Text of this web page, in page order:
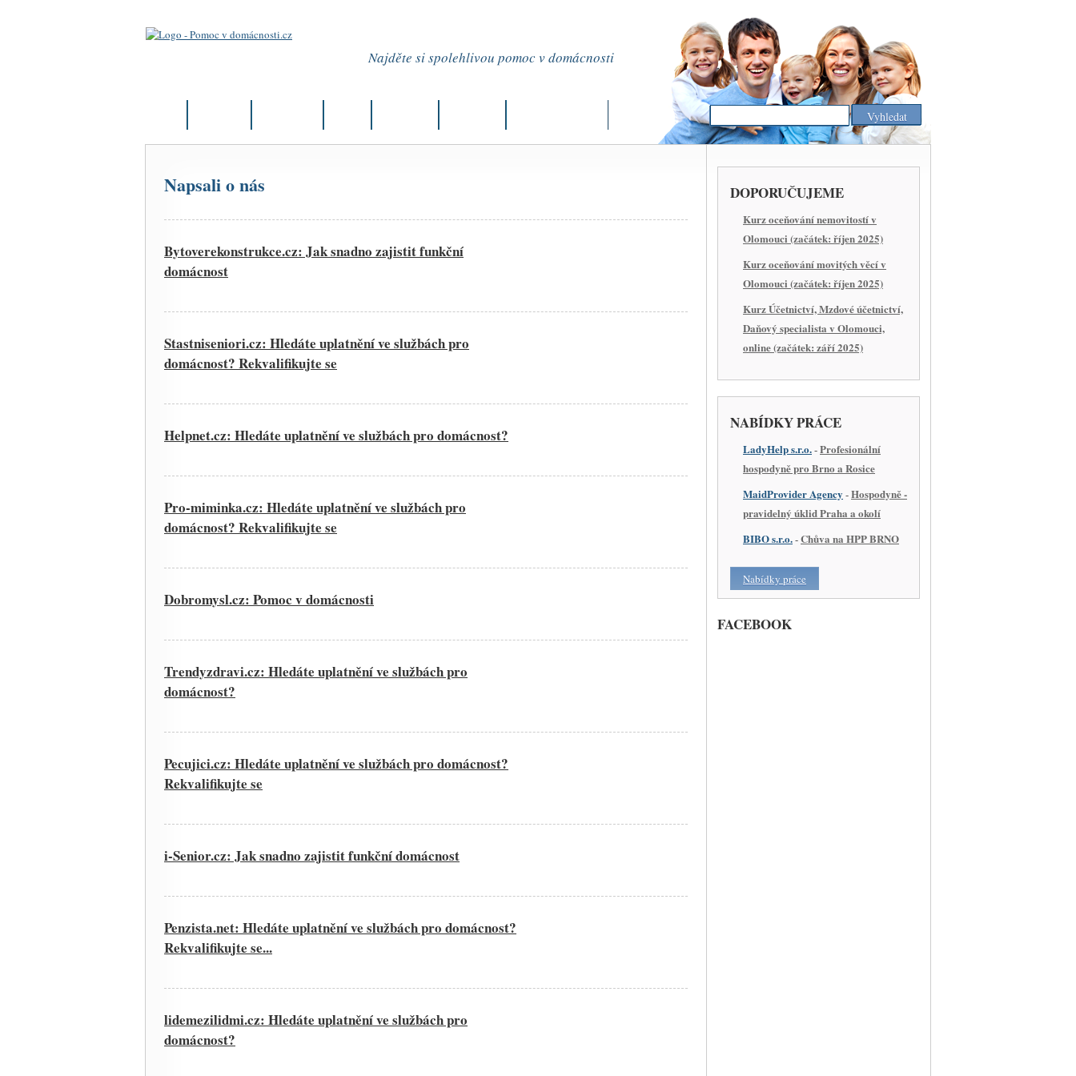
Najděte si spolehlivou pomoc v domácnosti
Napsali o nás
Bytoverekonstrukce.cz: Jak snadno zajistit funkční
domácnost
Stastniseniori.cz: Hledáte uplatnění ve službách pro
domácnost? Rekvalifikujte se
Helpnet.cz: Hledáte uplatnění ve službách pro domácnost?
Pro-miminka.cz: Hledáte uplatnění ve službách pro
domácnost? Rekvalifikujte se
Dobromysl.cz: Pomoc v domácnosti
Trendyzdravi.cz: Hledáte uplatnění ve službách pro
domácnost?
Pecujici.cz: Hledáte uplatnění ve službách pro domácnost?
Rekvalifikujte se
i-Senior.cz: Jak snadno zajistit funkční domácnost
Penzista.net: Hledáte uplatnění ve službách pro domácnost?
Rekvalifikujte se...
lidemezilidmi.cz: Hledáte uplatnění ve službách pro
domácnost?
DOPORUČUJEME
Kurz oceňování nemovitostí v
Olomouci (začátek: říjen 2025)
Kurz oceňování movitých věcí v
Olomouci (začátek: říjen 2025)
Kurz Účetnictví, Mzdové účetnictví,
Daňový specialista v Olomouci,
online (začátek: září 2025)
NABÍDKY PRÁCE
LadyHelp s.r.o.-Profesionální
hospodyně pro Brno a Rosice
MaidProvider Agency -Hospodyně -
pravidelný úklid Praha a okolí
BIBO s.r.o.-Chůva na HPP BRNO
Nabídky práce
FACEBOOK